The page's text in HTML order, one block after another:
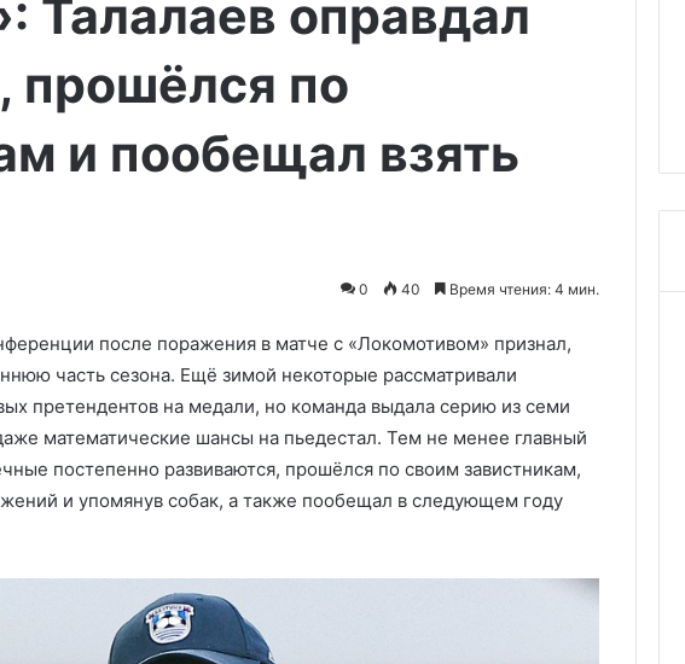
Талалаев оправдал
прошёлся по
и пообещал взять
0 40 Время чтения: 4 мин.
после поражения в матче с «Локомотивом» признал,
часть сезона. Ещё зимой некоторые рассматривали
претендентов на медали, но команда выдала серию из семи
математические шансы на пьедестал. Тем не менее главный
постепенно развиваются, прошёлся по своим завистникам,
и упомянув собак, а также пообещал в следующем году
и 17 пострадали в
взрыва
в
Петербурге
09.07.2026
Пожар в театре имени
Комиссаржевской в
Петербурге ликвидировали